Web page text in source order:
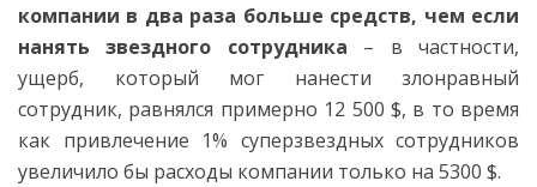
компании в два раза больше средств, чем если
нанять звездного сотрудника – в частности,
ущерб, который мог нанести злонравный
сотрудник, равнялся примерно 12 500 $, в то время
как привлечение 1% суперзвездных сотрудников
увеличило бы расходы компании только на 5300 $.